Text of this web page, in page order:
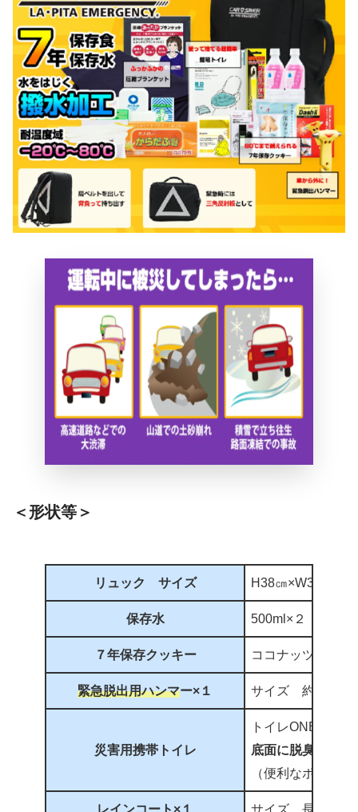
＜形状等＞
リュック サイズ H38㎝×W30㎝
保存水 500ml×２
７年保存クッキー ココナッツ味
緊急脱出用ハンマー×１ サイズ 約133㎜
災害用携帯トイレ
トイレONE３枚
底面に脱臭シート
（便利なポケッ
レインコート×１ サイズ 長さ110